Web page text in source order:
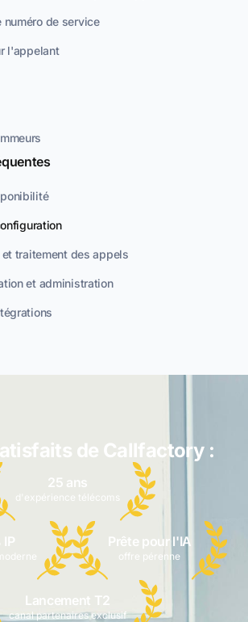
de service
l'appelant
traitement des appels
et administration
de Callfactory :
25 ans
d'expérience télécoms
Prête pour l'IA
offre pérenne
Lancement T2
canal partenaires exclusif